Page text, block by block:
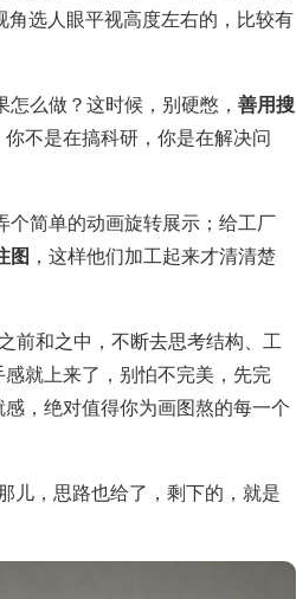
选人眼平视高度左右的，比较有
么做？这时候，别硬憋， 善用搜
不是在搞科研，你是在解决问
个简单的动画旋转展示；给工厂
图 ，这样他们加工起来才清清楚
前和之中，不断去思考结构、工
就上来了，别怕不完美，先完
，绝对值得你为画图熬的每一个
儿，思路也给了，剩下的，就是